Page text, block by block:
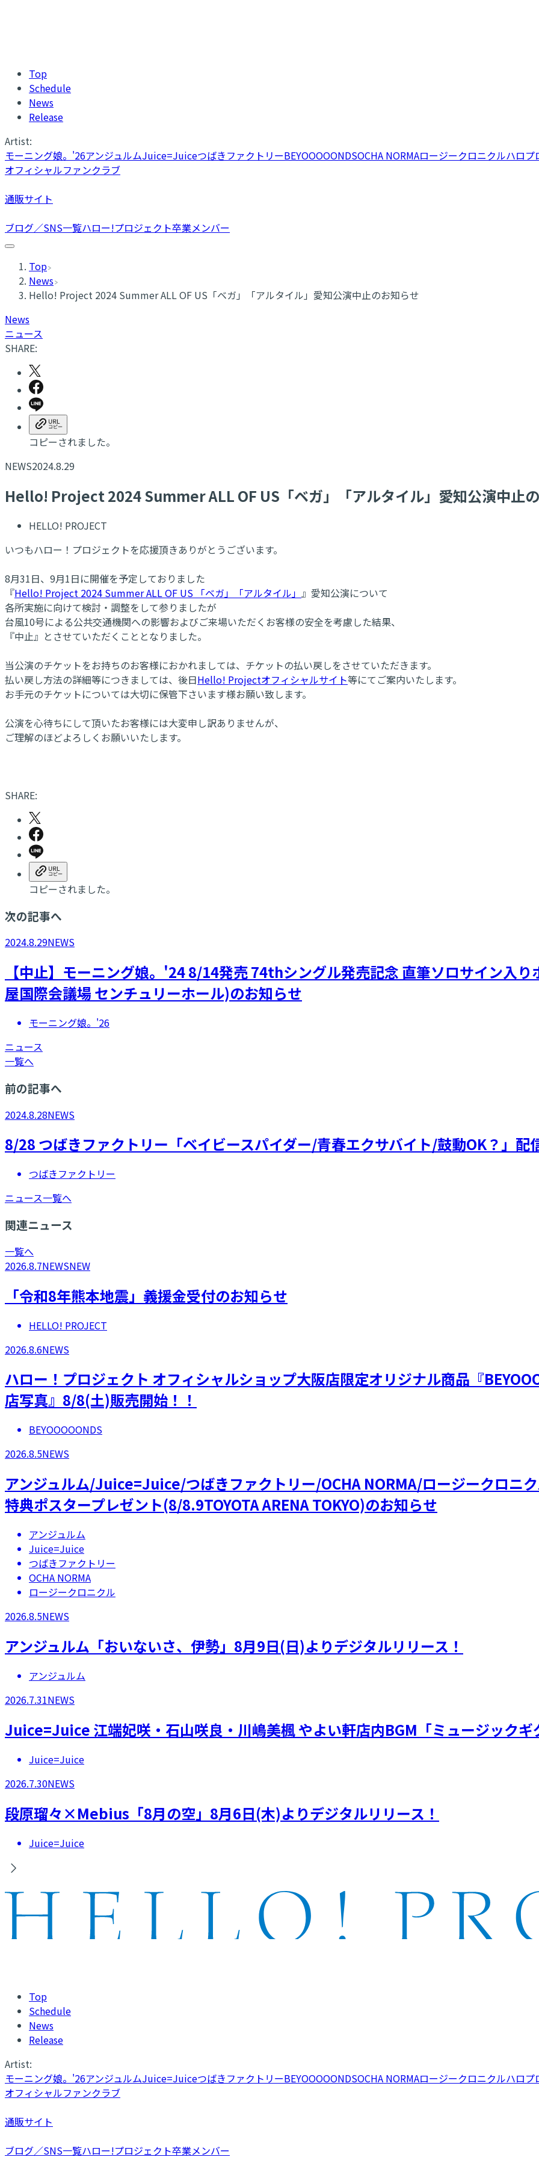
Top
Schedule
News
Release
Artist:
モーニング娘。'26アンジュルムJuice=JuiceつばきファクトリーBEYOOOOONDSOCHA NORMAロージークロニクルハロプ
オフィシャルファンクラブ
通販サイト
ブログ／SNS一覧ハロー!プロジェクト卒業メンバー
Top
News
Hello! Project 2024 Summer ALL OF US「ベガ」「アルタイル」愛知公演中止のお知らせ
News
ニュース
SHARE:
コピーされました。
NEWS2024.8.29
Hello! Project 2024 Summer ALL OF US「ベガ」「アルタイル」愛知公演中止
HELLO! PROJECT
いつもハロー！プロジェクトを応援頂きありがとうございます。
8月31日、9月1日に開催を予定しておりました
『Hello! Project 2024 Summer ALL OF US 「ベガ」「アルタイル」 』愛知公演について
各所実施に向けて検討・調整をして参りましたが
台風10号による公共交通機関への影響およびご来場いただくお客様の安全を考慮した結果、
『中止』とさせていただくこととなりました。
当公演のチケットをお持ちのお客様におかれましては、チケットの払い戻しをさせていただきます。
払い戻し方法の詳細等につきましては、後日Hello! Projectオフィシャルサイト等にてご案内いたします。
お手元のチケットについては大切に保管下さいます様お願い致します。
公演を心待ちにして頂いたお客様には大変申し訳ありませんが、
ご理解のほどよろしくお願いいたします。
SHARE:
コピーされました。
次の記事へ
2024.8.29NEWS
【中止】モーニング娘。'24 8/14発売 74thシングル発売記念 直筆ソロサイン入
屋国際会議場 センチュリーホール)のお知らせ
モーニング娘。'26
ニュース
一覧へ
前の記事へ
2024.8.28NEWS
8/28 つばきファクトリー「ベイビースパイダー/青春エクサバイト/鼓動OK？」配
つばきファクトリー
ニュース一覧へ
関連ニュース
一覧へ
2026.8.7NEWSNEW
「令和8年熊本地震」義援金受付のお知らせ
HELLO! PROJECT
2026.8.6NEWS
ハロー！プロジェクト オフィシャルショップ大阪店限定オリジナル商品『
店写真』8/8(土)販売開始！！
BEYOOOOONDS
2026.8.5NEWS
アンジュルム/Juice=Juice/つばきファクトリー/OCHA NORMA/ロージークロニ
特典ポスタープレゼント(8/8.9TOYOTA ARENA TOKYO)のお知らせ
アンジュルム
Juice=Juice
つばきファクトリー
OCHA NORMA
ロージークロニクル
2026.8.5NEWS
アンジュルム「おいないさ、伊勢」8月9日(日)よりデジタルリリース！
アンジュルム
2026.7.31NEWS
Juice=Juice 江端妃咲・石山咲良・川嶋美楓 やよい軒店内BGM「ミュージックギ
Juice=Juice
2026.7.30NEWS
段原瑠々×Mebius「8月の空」8月6日(木)よりデジタルリリース！
Juice=Juice
Top
Schedule
News
Release
Artist:
モーニング娘。'26アンジュルムJuice=JuiceつばきファクトリーBEYOOOOONDSOCHA NORMAロージークロニクルハロプ
オフィシャルファンクラブ
通販サイト
ブログ／SNS一覧ハロー!プロジェクト卒業メンバー